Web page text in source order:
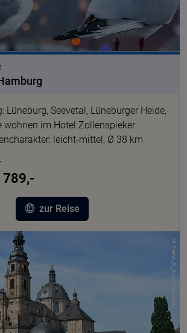
Lüneburg, Seevetal, Lüneburger Heide,
wohnen im Hotel Zollenspieker
leicht-mittel, Ø 38 km
789,-
zur Reise
© Frank_P_AJJ74 pixabay